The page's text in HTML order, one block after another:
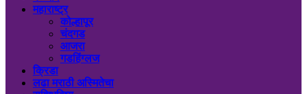
महाराष्ट्र
कोल्हापूर
चंदगड
आजरा
गडहिंग्लज
क्रिडा
लढा मराठी अस्मितेचा